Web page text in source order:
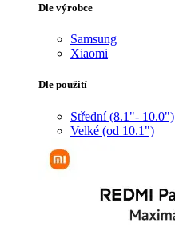
Dle výrobce
Samsung
Xiaomi
Dle použití
Střední (8.1"- 10.0")
Velké (od 10.1")